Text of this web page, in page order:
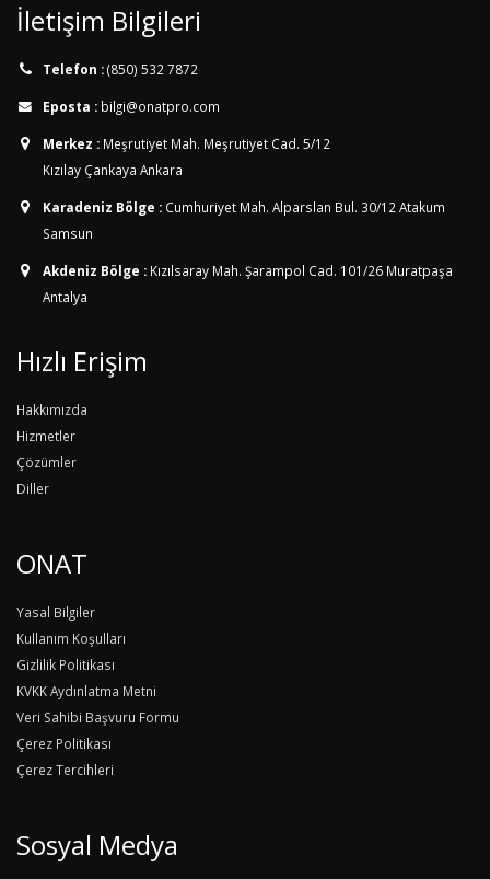
İletişim Bilgileri
Telefon :(850) 532 7872
Eposta : bilgi@onatpro.com
Merkez : Meşrutiyet Mah. Meşrutiyet Cad. 5/12
Kızılay Çankaya Ankara
Karadeniz Bölge : Cumhuriyet Mah. Alparslan Bul. 30/12 Atakum
Samsun
Akdeniz Bölge : Kızılsaray Mah. Şarampol Cad. 101/26 Muratpaşa
Antalya
Hızlı Erişim
Hakkımızda
Hizmetler
Çözümler
Diller
ONAT
Yasal Bilgiler
Kullanım Koşulları
Gizlilik Politikası
KVKK Aydınlatma Metni
Veri Sahibi Başvuru Formu
Çerez Politikası
Çerez Tercihleri
Sosyal Medya